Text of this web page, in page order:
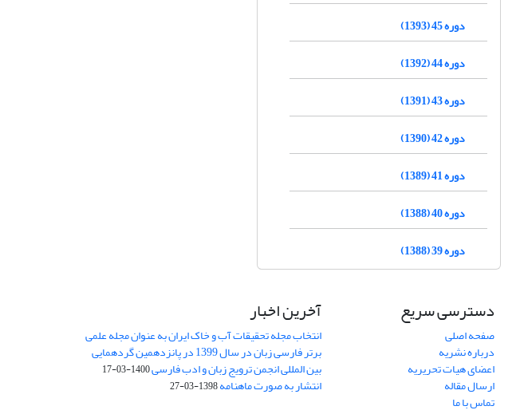
دوره 45 (1393)
دوره 44 (1392)
دوره 43 (1391)
دوره 42 (1390)
دوره 41 (1389)
دوره 40 (1388)
دوره 39 (1388)
دسترسی سریع
صفحه اصلی
درباره نشریه
اعضای هیات تحریریه
ارسال مقاله
تماس با ما
آخرین اخبار
انتخاب مجله تحقیقات آب و خاک ایران به عنوان مجله علمی
برتر فارسی زبان در سال 1399 در پانزدهمین گردهمایی
بین المللی انجمن ترویج زبان و ادب فارسی1400-03-17
انتشار به صورت ماهنامه1398-03-27